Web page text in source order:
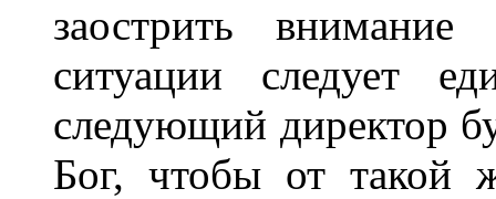
заострить
ситуации следует
следующий директор
Бог, чтобы от такой